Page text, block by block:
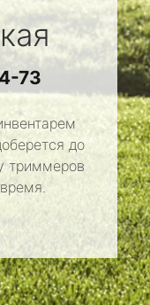
73
до
триммеров